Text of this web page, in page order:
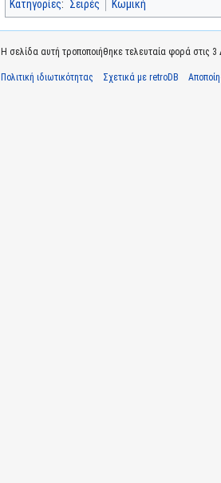
Κατηγορίες: Σειρές Κωμική
Η σελίδα αυτή τροποποιήθηκε τελευταία φορά στις 3
Πολιτική ιδιωτικότητας Σχετικά με retroDB